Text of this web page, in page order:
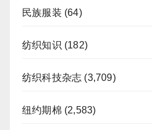
民族服装 (64)
纺织知识 (182)
纺织科技杂志 (3,709)
纽约期棉 (2,583)